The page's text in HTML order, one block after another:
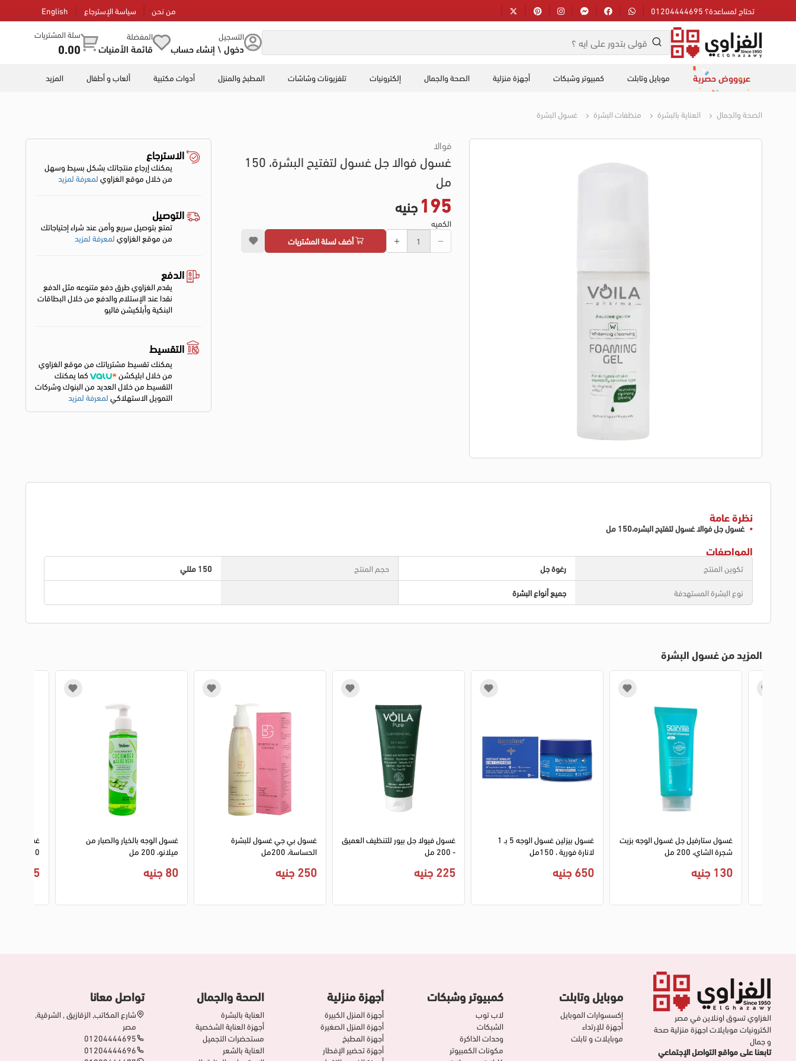
تحتاج لمساعدة؟ 01204444695 من نحن سياسة الإسترجاع English
التسجيل
دخول \ إنشاء حساب
المفضلة
قائمة الأمنيات
سلة المشتريات
0.00
عروووض حصرية موبايل وتابلت كمبيوتر وشبكات أجهزة منزلية الصحة والجمال إلكترونيات تلفزيونات وشاشات المطبخ والمنزل أدوات مكتبية ألعاب و أطفال المزيد
الصحة والجمال العناية بالبشرة منظفات البشرة غسول البشرة
فوالا
غسول فوالا جل غسول لتفتيح البشرة، 150
مل
195 جنيه
الكميه
أضف لسلة المشتريات
الاسترجاع
يمكنك إرجاع منتجاتك بشكل بسيط وسهل
من خلال موقع الغزاويلمعرفة لمزيد
التوصيل
تمتع بتوصيل سريع وأمن عند شراء إحتياجاتك
من موقع الغزاويلمعرفة لمزيد
الدفع
يقدم الغزاوي طرق دفع متنوعه مثل الدفع
نقدا عند الإستلام والدفع من خلال البطاقات
البنكية وأبلكيشن فاليو
التقسيط
يمكنك تقسيط مشترياتك من موقع الغزاوي
من خلال ابليكشن
كما يمكنك
التقسيط من خلال العديد من البنوك وشركات
التمويل الاستهلاكيلمعرفة لمزيد
نظرة عامة
غسولجلفوالا غسول لتفتيح البشره،150 مل
المواصفات
تكوين المنتج رغوة جل حجم المنتج
150 مللي
نوع البشرة المستهدفة
جميع أنواع البشرة
المزيد من غسول البشرة
غسول
250 جم
185 جنيه
غسول الوجه بالخيار والصبار من
ميلانو، 200 مل
80 جنيه
غسول بي جي غسول للبشرة
الحساسة، 200مل
250 جنيه
غسول فيولا جل بيور للتنظيف العميق
- 200 مل
225 جنيه
غسول بيزلين غسول الوجه 5 بـ 1
لانارة فورية ، 150مل
650 جنيه
غسول ستارفيل جل غسول الوجه بزيت
شجرة الشاي، 200 مل
130 جنيه
الغزاوي تسوق اونلاين في مصر
الكترونيات موبايلات اجهزة منزلية صحة
و جمال
تابعنا على مواقع التواصل الإجتماعي
موبايل وتابلت
إكسسوارات الموبايل
أجهزة للإرتداء
موبايلات و تابلت
كمبيوتر وشبكات
لاب توب
الشبكات
وحدات الذاكرة
مكونات الكمبيوتر
أجهزة منزلية
أجهزة المنزل الكبيرة
أجهزة المنزل الصغيرة
أجهزة المطبخ
أجهزة تحضير الإفطار
الصحة والجمال
العناية بالبشرة
أجهزة العناية الشخصية
مستحضرات التجميل
العناية بالشعر
تواصل معانا
شارع المكاتب, الزقازيق , الشرقية,
مصر
01204444695
01204444696